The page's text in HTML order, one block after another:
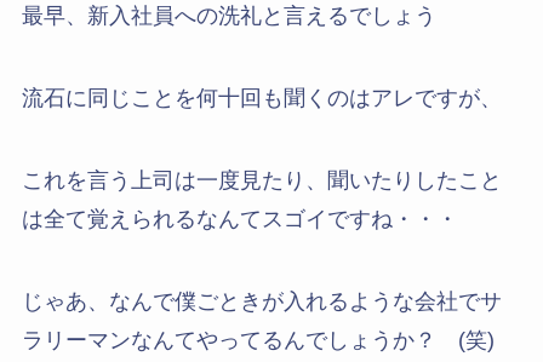
最早、新入社員への洗礼と言えるでしょう
流石に同じことを何十回も聞くのはアレですが、
これを言う上司は一度見たり、聞いたりしたこと
は全て覚えられるなんてスゴイですね・・・
じゃあ、なんで僕ごときが入れるような会社でサ
ラリーマンなんてやってるんでしょうか？ (笑)